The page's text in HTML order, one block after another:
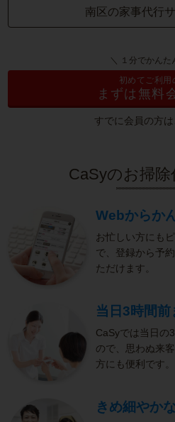
南区の家事代行
＼ １分でかんた
初めてご利用
まずは無料
すでに会員の方は
CaSyのお掃
Webからか
お忙しい方にも
で、登録から予
ただけます。
当日3時間
CaSyでは当日の
ので、思わぬ来
方にも便利です。
きめ細やか